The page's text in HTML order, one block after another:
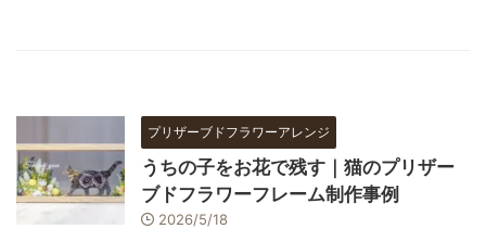
プリザーブドフラワーアレンジ
うちの子をお花で残す｜猫のプリザー
ブドフラワーフレーム制作事例
2026/5/18